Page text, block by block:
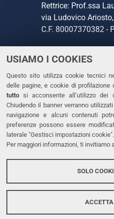
USIAMO I COOKIES
Questo sito utilizza cookie tecnici
delle pagine, e cookie di profilazione
tutto si acconsente all’utilizzo dei
Chiudendo il banner verranno
navigazione e alcuni contenuti
preferenze possono essere
laterale "Gestisci impostazioni cookie".
Per maggiori informazioni, ti invitiamo
SOLO
Rettrice: Prof.ssa
via Ludovico
C.F. 80007370382 -
CONTATTI
Tel. +39 0532
Fax. +39 0532
PEC
LINKS
Dichiarazione di
Protezione dati